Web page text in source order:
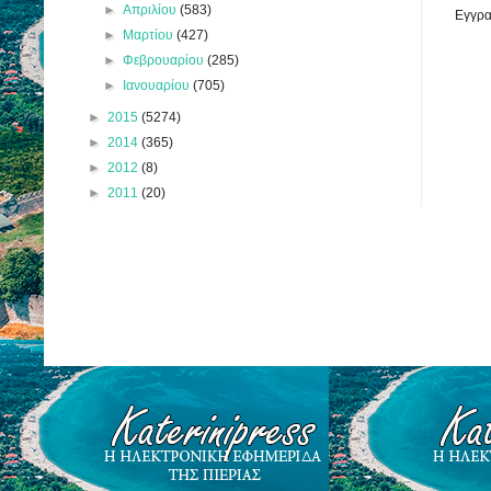
►Απριλίου(583)
► Μαρτίου(427)
►Φεβρουαρίου(285)
► Ιανουαρίου(705)
► 2015 (5274)
► 2014 (365)
► 2012 (8)
► 2011 (20)